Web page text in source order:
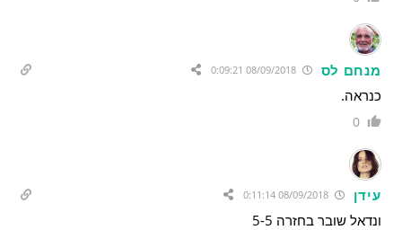
מנחם לס 08/09/2018 0:09:21
כנראה.
0
עידן 08/09/2018 0:11:14
ונדאל שובר בחזרה 5-5